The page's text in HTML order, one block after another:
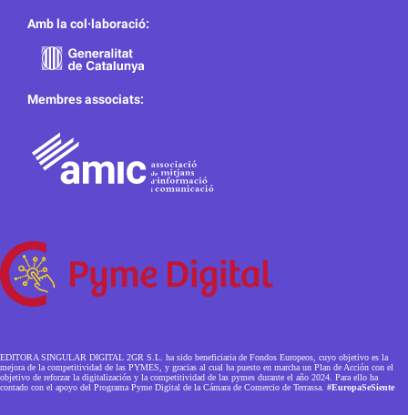
Amb la col·laboració:
Membres associats:
EDITORA SINGULAR DIGITAL 2GR S.L. ha sido beneficiaria de Fondos Europeos, cuyo objetivo es la
mejora de la competitividad de las PYMES, y gracias al cual ha puesto en marcha un Plan de Acción con el
objetivo de reforzar la digitalización y la competitividad de las pymes durante el año 2024. Para ello ha
contado con el apoyo del Programa Pyme Digital de la Cámara de Comercio de Terrassa. #EuropaSeSiente